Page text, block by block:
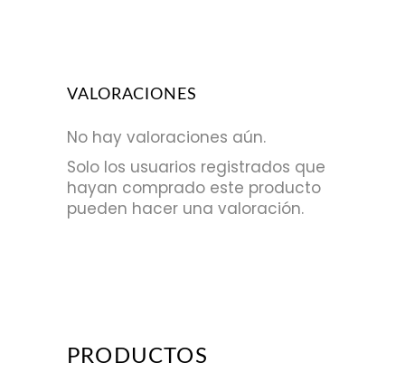
VALORACIONES
No hay valoraciones aún.
Solo los usuarios registrados que
hayan comprado este producto
pueden hacer una valoración.
PRODUCTOS